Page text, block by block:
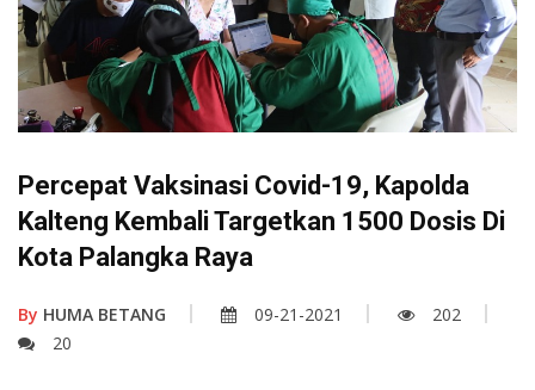
Percepat Vaksinasi Covid-19, Kapolda
Kalteng Kembali Targetkan 1500 Dosis Di
Kota Palangka Raya
By HUMA BETANG 09-21-2021
202
20